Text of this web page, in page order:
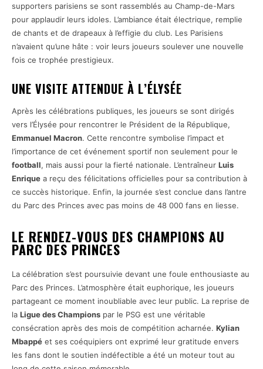
supporters parisiens se sont rassemblés au Champ-de-Mars
pour applaudir leurs idoles. L’ambiance était électrique, remplie
de chants et de drapeaux à l’effigie du club. Les Parisiens
n’avaient qu’une hâte : voir leurs joueurs soulever une nouvelle
fois ce trophée prestigieux.
UNE VISITE ATTENDUE À L’ÉLYSÉE
Après les célébrations publiques, les joueurs se sont dirigés
vers l’Élysée pour rencontrer le Président de la République,
Emmanuel Macron. Cette rencontre symbolise l’impact et
l’importance de cet événement sportif non seulement pour le
football, mais aussi pour la fierté nationale. L’entraîneur Luis
Enrique a reçu des félicitations officielles pour sa contribution à
ce succès historique. Enfin, la journée s’est conclue dans l’antre
du Parc des Princes avec pas moins de 48 000 fans en liesse.
LE RENDEZ-VOUS DES CHAMPIONS AU
PARC DES PRINCES
La célébration s’est poursuivie devant une foule enthousiaste au
Parc des Princes. L’atmosphère était euphorique, les joueurs
partageant ce moment inoubliable avec leur public. La reprise de
la Ligue des Champions par le PSG est une véritable
consécration après des mois de compétition acharnée. Kylian
Mbappé et ses coéquipiers ont exprimé leur gratitude envers
les fans dont le soutien indéfectible a été un moteur tout au